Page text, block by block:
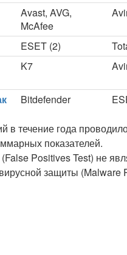
Avast, AVG,
McAfee
ESET (2)
K7
Bitdefender
в течение года
показателей.
Positives Test) не
защиты (Malware